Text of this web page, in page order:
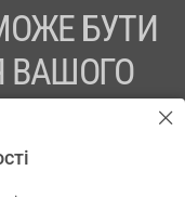
БУТИ
ВАШОГО